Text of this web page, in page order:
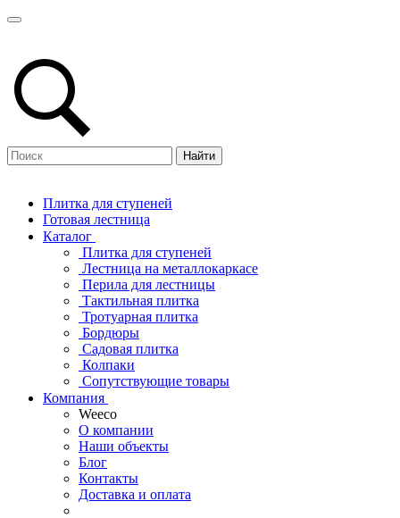
Найти
Плитка для ступеней
Готовая лестница
Каталог
Плитка для ступеней
Лестница на металлокаркасе
Перила для лестницы
Тактильная плитка
Тротуарная плитка
Бордюры
Садовая плитка
Колпаки
Сопутствующие товары
Компания
Weeco
О компании
Наши объекты
Блог
Контакты
Доставка и оплата